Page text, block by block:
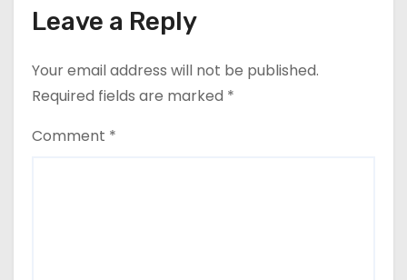
Leave a Reply
Your email address will not be published.
Required fields are marked *
Comment *